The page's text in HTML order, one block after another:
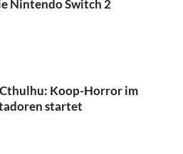
Nintendo Switch 2
Koop-Horror im
startet